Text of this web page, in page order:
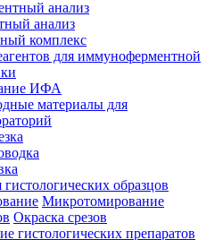
анализ
комплекс
для иммуноферментной
ИФА
материалы для
образцов
Микротомирование
Окраска срезов